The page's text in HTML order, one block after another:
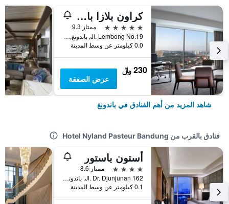
كراون بلازا باندونغ
5 نجوم
ممتاز 9.3
Jl. Lembong No.19, باندونغ, إندونيسيا
0.0 كيلومتر عن وسط المدينة
230 ﷼
عرض الصفقة
شاهد المزيد من أهم الفنادق في باندونغ
فنادق بالقرب من Hotel Nyland Pasteur Bandung
أستون باستور
4 نجوم
ممتاز 8.6
Jl. Dr. Djunjunan 162, باندونغ, إندونيسيا
0.1 كيلومتر عن وسط المدينة